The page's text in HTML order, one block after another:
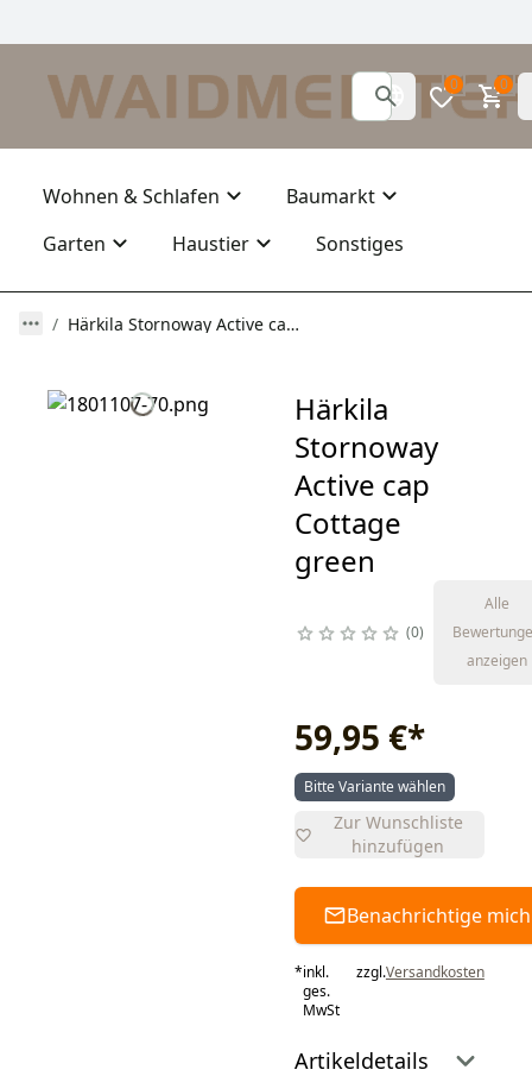
0 0
Wohnen & Schlafen
Baumarkt
Garten
Haustier Sonstiges
Härkila Stornoway Active cap Cottage green
Härkila
Stornoway
Active cap
Cottage
green
0
Alle
anzeigen
59,95 €*
Bitte Variante wählen
Zur Wunschliste
hinzufügen
Benachrichtige mich
*inkl.
ges.
MwSt
zzgl.Versandkosten
Artikeldetails